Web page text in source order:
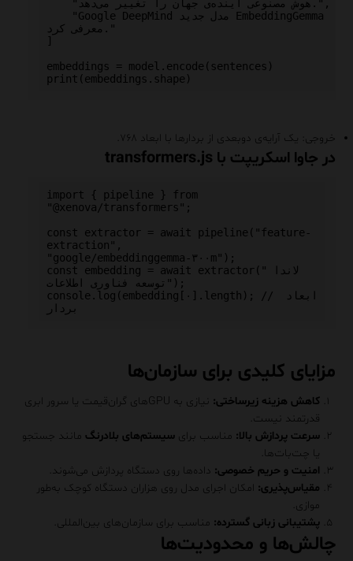
معرفی کرد."
]
embeddings = model.encode(sentences)
خروجی: یک آرایه‌ی دوبعدی از بردارها با ابعاد ۷۶۸.
در جاوا اسکریپت با transformers.js
import { pipeline } from
"@xenova/transformers";
const extractor = await pipeline("feature-
extraction",
"google/embeddinggemma-۳۰۰m");
const embedding = await extractor("لاندا
توسعه فناوری اطلاعات");
console.log(embedding[۰].length); // ابعاد
مزایای کلیدی برای سازمان‌ها
کاهش هزینه زیرساختی:
نیازی به GPUهای گران‌قیمت یا سرور ابری
قدرتمند نیست.
سرعت پردازش بالا: مناسب برایسیستم‌های بلادرنگ مانند جستجو
یا چت‌بات‌ها.
امنیت و حریم خصوصی: داده‌ها روی دستگاه پردازش می‌شوند.
مقیاس‌پذیری: امکان اجرای مدل روی هزاران دستگاه کوچک به‌طور
موازی.
پشتیبانی زبانی گسترده: مناسب برای سازمان‌های بین‌المللی.
چالش‌ها و محدودیت‌ها